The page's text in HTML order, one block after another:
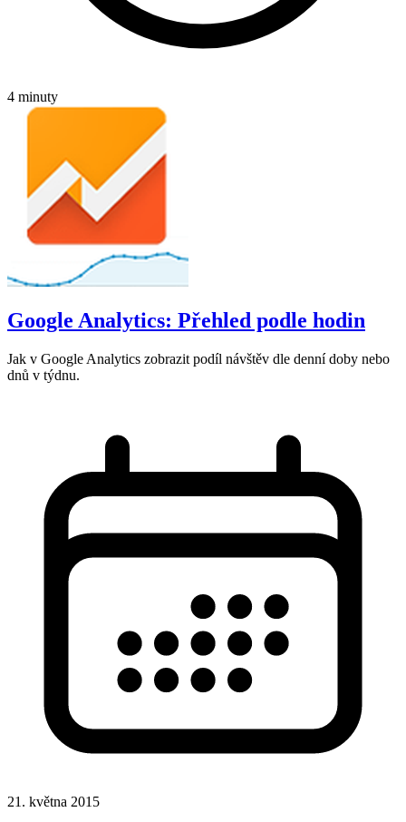
4 minuty
Google Analytics: Přehled podle hodin
Jak v Google Analytics zobrazit podíl návštěv dle denní doby nebo
dnů v týdnu.
21. května 2015